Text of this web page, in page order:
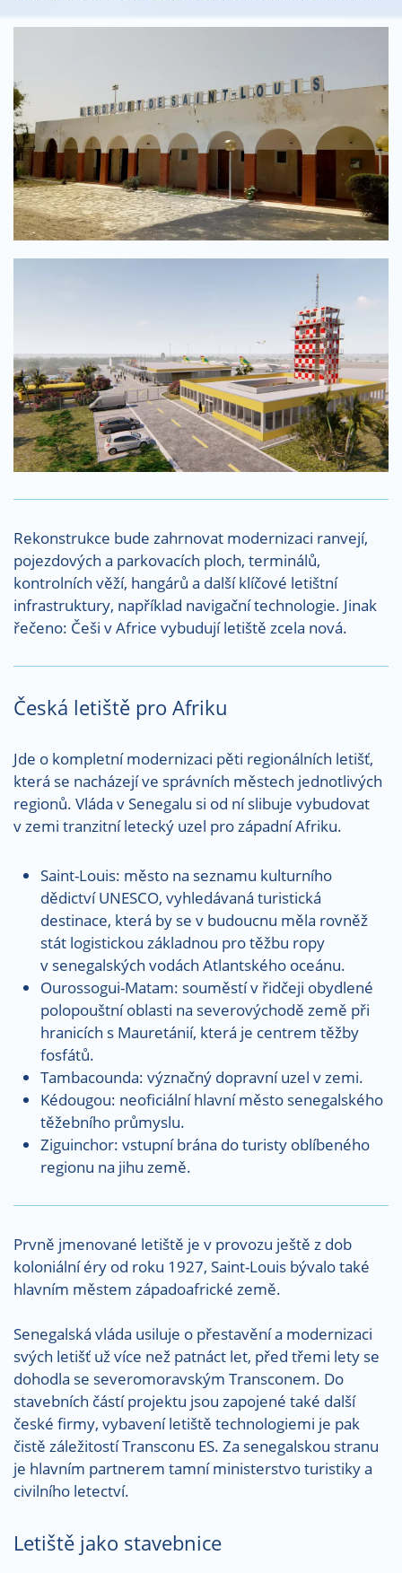
Rekonstrukce bude zahrnovat modernizaci ranvejí,
pojezdových a parkovacích ploch, terminálů,
kontrolních věží, hangárů a další klíčové letištní
infrastruktury, například navigační technologie. Jinak
řečeno: Češi v Africe vybudují letiště zcela nová.
Česká letiště pro Afriku
Jde o kompletní modernizaci pěti regionálních letišť,
která se nacházejí ve správních městech jednotlivých
regionů. Vláda v Senegalu si od ní slibuje vybudovat
v zemi tranzitní letecký uzel pro západní Afriku.
Saint-Louis: město na seznamu kulturního
dědictví UNESCO, vyhledávaná turistická
destinace, která by se v budoucnu měla rovněž
stát logistickou základnou pro těžbu ropy
v senegalských vodách Atlantského oceánu.
Ourossogui-Matam: souměstí v řidčeji obydlené
polopouštní oblasti na severovýchodě země při
hranicích s Mauretánií, která je centrem těžby
fosfátů.
Tambacounda: význačný dopravní uzel v zemi.
Kédougou: neoficiální hlavní město senegalského
těžebního průmyslu.
Ziguinchor: vstupní brána do turisty oblíbeného
regionu na jihu země.
Prvně jmenované letiště je v provozu ještě z dob
koloniální éry od roku 1927, Saint-Louis bývalo také
hlavním městem západoafrické země.
Senegalská vláda usiluje o přestavění a modernizaci
svých letišť už více než patnáct let, před třemi lety se
dohodla se severomoravským Transconem. Do
stavebních částí projektu jsou zapojené také další
české firmy, vybavení letiště technologiemi je pak
čistě záležitostí Transconu ES. Za senegalskou stranu
je hlavním partnerem tamní ministerstvo turistiky a
civilního letectví.
Letiště jako stavebnice